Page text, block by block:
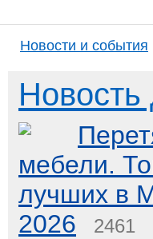
Новости и события
Новость
мебели.
лучших в
2026
2461